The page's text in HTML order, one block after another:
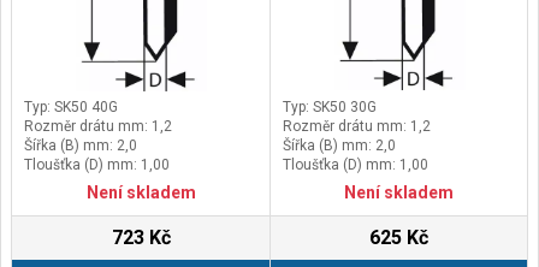
Typ: SK50 40G
Rozměr drátu mm: 1,2
Šířka (B) mm: 2,0
Tloušťka (D) mm: 1,00
Není skladem
723 Kč
Typ: SK50 30G
Rozměr drátu mm: 1,2
Šířka (B) mm: 2,0
Tloušťka (D) mm: 1,00
Není skladem
625 Kč